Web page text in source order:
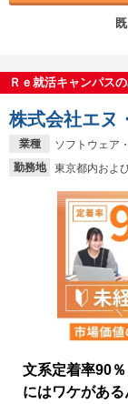
Ｒｅ就活キャンパス
業種
ソフトウェア
勤務地
東京都内およ
株式会社エヌ
文系定着率90
にはワケがある